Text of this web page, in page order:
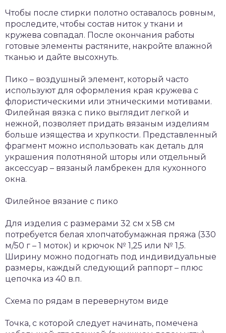
Чтобы после стирки полотно оставалось ровным,
проследите, чтобы состав ниток у ткани и
кружева совпадал. После окончания работы
готовые элементы растяните, накройте влажной
тканью и дайте высохнуть.
Пико – воздушный элемент, который часто
используют для оформления края кружева с
флористическими или этническими мотивами.
Филейная вязка с пико выглядит легкой и
нежной, позволяет придать вязаным изделиям
больше изящества и хрупкости. Представленный
фрагмент можно использовать как деталь для
украшения полотняной шторы или отдельный
аксессуар – вязаный ламбрекен для кухонного
окна.
Филейное вязание с пико
Для изделия с размерами 32 см х 58 см
потребуется белая хлопчатобумажная пряжа (330
м/50 г – 1 моток) и крючок № 1,25 или № 1,5.
Ширину можно подогнать под индивидуальные
размеры, каждый следующий раппорт – плюс
цепочка из 40 в.п.
Схема по рядам в перевернутом виде
Точка, с которой следует начинать, помечена